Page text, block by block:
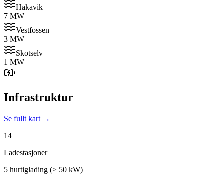
Hakavik
7 MW
Vestfossen
3 MW
Skotselv
1 MW
Infrastruktur
Se fullt kart →
14
Ladestasjoner
5 hurtiglading (≥ 50 kW)